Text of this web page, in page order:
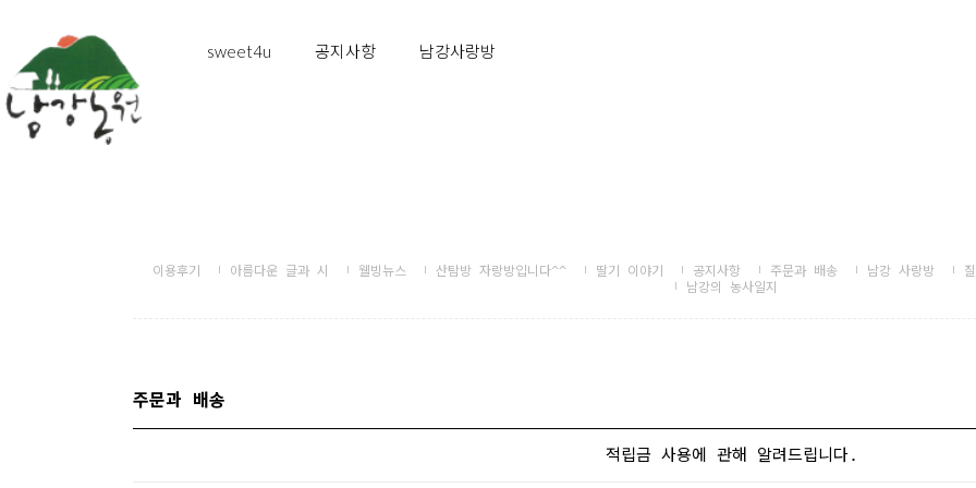
sweet4u 공지사항 남강사랑방
이용후기 아름다운 글과 시 웰빙뉴스 산탐방 자랑방입니다^^ 딸기 이야기 공지사항 주문과 배송 남강 사랑방
남강의 농사일지
주문과 배송
적립금 사용에 관해 알려드립니다.